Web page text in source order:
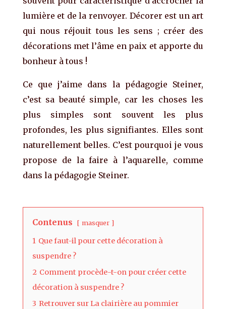
lumière et de la renvoyer. Décorer est un art
qui nous réjouit tous les sens ; créer des
décorations met l’âme en paix et apporte du
bonheur à tous !
Ce que j’aime dans la pédagogie Steiner,
c’est sa beauté simple, car les choses les
plus simples sont souvent les plus
profondes, les plus signifiantes. Elles sont
naturellement belles. C’est pourquoi je vous
propose de la faire à l’aquarelle, comme
dans la pédagogie Steiner.
Contenus masquer
1 Que faut-il pour cette décoration à
suspendre ?
2 Comment procède-t-on pour créer cette
décoration à suspendre ?
3 Retrouver sur La clairière au pommier